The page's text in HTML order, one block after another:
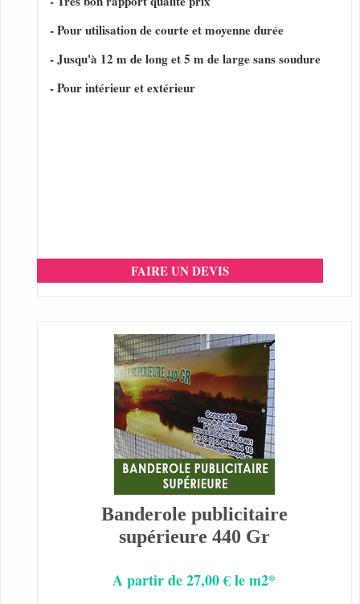
- Pour utilisation de courte et moyenne durée
- Jusqu'à 12 m de long et 5 m de large sans soudure
- Pour intérieur et extérieur
FAIRE UN DEVIS
Banderole publicitaire
supérieure 440 Gr
A partir de 27,00 € le m2*